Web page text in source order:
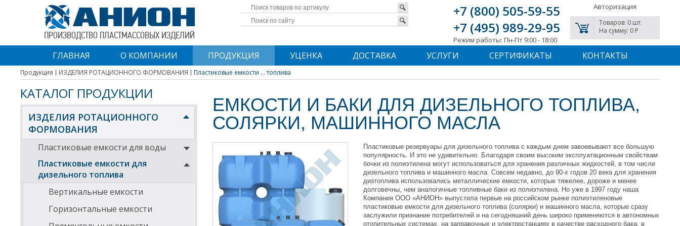
+7 (800) 505-59-55
+7 (495) 989-29-95
Режим работы: Пн-Пт 9:00 - 18:00
Авторизация
Товаров: 0 шт.
На сумму: 0 P
ПРОИЗВОДСТВО ПЛАСТМАССОВЫХ ИЗДЕЛИЙ
ГЛАВНАЯ О КОМПАНИИ ПРОДУКЦИЯ УЦЕНКА ДОСТАВКА УСЛУГИ СЕРТИФИКАТЫ КОНТАКТЫ
Продукция ИЗДЕЛИЯ РОТАЦИОННОГО ФОРМОВАНИЯ Пластиковые емкости ... топлива
КАТАЛОГ ПРОДУКЦИИ
ИЗДЕЛИЯ РОТАЦИОННОГО
ФОРМОВАНИЯ
Пластиковые емкости для воды
Пластиковые емкости для
дизельного топлива
Вертикальные емкости
Горизонтальные емкости
ЕМКОСТИ И БАКИ ДЛЯ ДИЗЕЛЬНОГО ТОПЛИВА,
СОЛЯРКИ, МАШИННОГО МАСЛА
Пластиковые резервуары для дизельного топлива с каждым днем завоевывают все большую
популярность. И это не удивительно. Благодаря своим высоким эксплуатационным свойствам
бочки из полиэтилена могут использоваться для хранения различных жидкостей, в том числе
дизельного топлива и машинного масла. Совсем недавно, до 90-х годов 20 века для хранения
дизтоплива использовались металлические емкости, которые тяжелее, дороже и менее
долговечны, чем аналогичные топливные баки из полиэтилена. Но уже в 1997 году наша
Компания ООО «АНИОН» выпустила первые на российском рынке полиэтиленовые
пластиковые емкости для дизельного топлива (солярки) и машинного масла, которые сразу
заслужили признание потребителей и на сегодняшний день широко применяются в автономных
отопительных системах, на заправочных и электростанциях в качестве расходного бака, в